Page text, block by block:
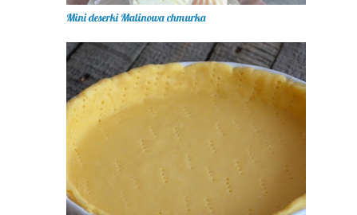
Mini deserki Malinowa chmurka